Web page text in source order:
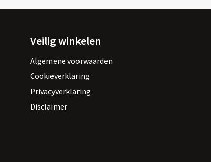
Veilig winkelen
Algemene voorwaarden
Cookieverklaring
Privacyverklaring
Disclaimer